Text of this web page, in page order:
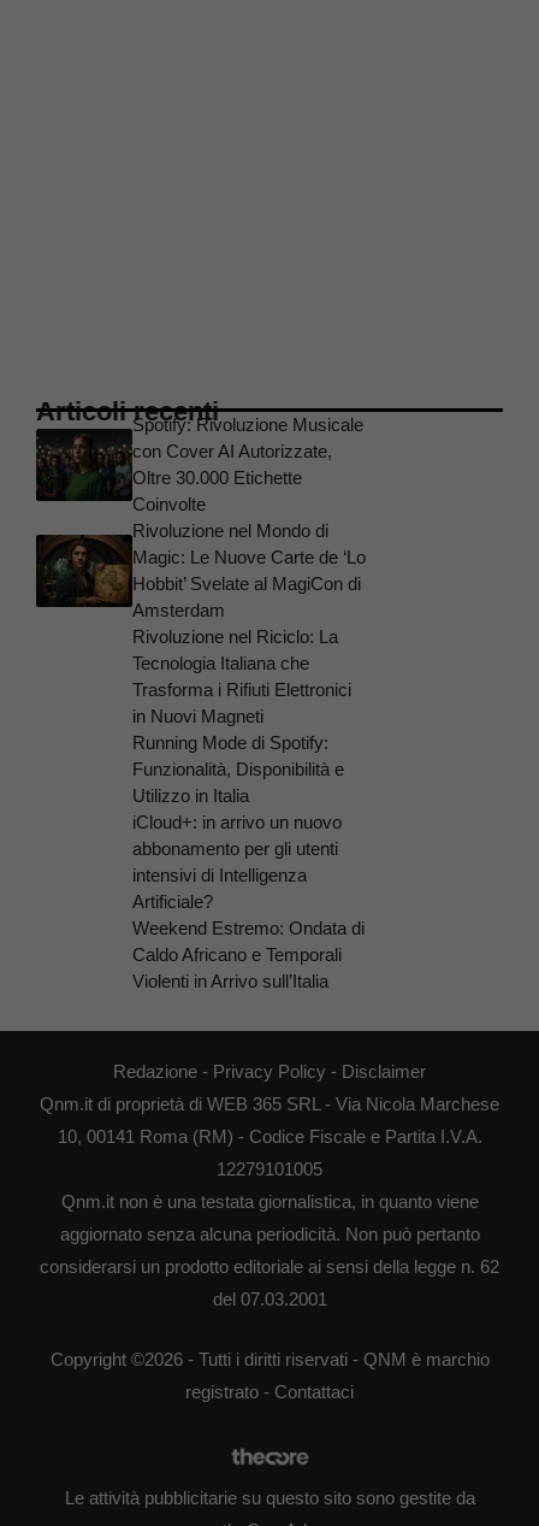
Articoli recentiSpotify: Rivoluzione Musicale
con Cover AI Autorizzate,
Oltre 30.000 Etichette
Coinvolte
Rivoluzione nel Mondo di
Magic: Le Nuove Carte de ‘Lo
Hobbit’ Svelate al MagiCon di
Amsterdam
Rivoluzione nel Riciclo: La
Tecnologia Italiana che
Trasforma i Rifiuti Elettronici
in Nuovi Magneti
Running Mode di Spotify:
Funzionalità, Disponibilità e
Utilizzo in Italia
iCloud+: in arrivo un nuovo
abbonamento per gli utenti
intensivi di Intelligenza
Artificiale?
Weekend Estremo: Ondata di
Caldo Africano e Temporali
Violenti in Arrivo sull’Italia
Redazione - Privacy Policy - Disclaimer
Qnm.it di proprietà di WEB 365 SRL - Via Nicola Marchese
10, 00141 Roma (RM) - Codice Fiscale e Partita I.V.A.
12279101005
Qnm.it non è una testata giornalistica, in quanto viene
aggiornato senza alcuna periodicità. Non può pertanto
considerarsi un prodotto editoriale ai sensi della legge n. 62
del 07.03.2001
Copyright ©2026 - Tutti i diritti riservati - QNM è marchio
registrato - Contattaci
Le attività pubblicitarie su questo sito sono gestite da